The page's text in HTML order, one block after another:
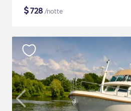
$728 /notte